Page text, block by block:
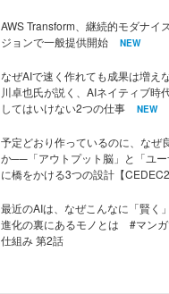
AWS Transform、継続的モダナイ
ジョンで一般提供開始
NEW
なぜAIで速く作れても成果は増え
川卓也氏が説く、AIネイティブ時
してはいけない2つの仕事
NEW
予定どおり作っているのに、なぜ
か──「アウトプット脳」と「ユー
に橋をかける3つの設計【
最近のAIは、なぜこんなに「賢く
進化の裏にあるモノとは #マン
仕組み 第2話